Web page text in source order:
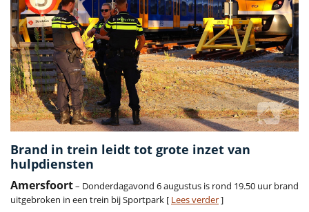
Brand in trein leidt tot grote inzet van
hulpdiensten
Amersfoort– Donderdagavond 6 augustus is rond 19.50 uur brand
uitgebroken in een trein bij Sportpark [ Lees verder]